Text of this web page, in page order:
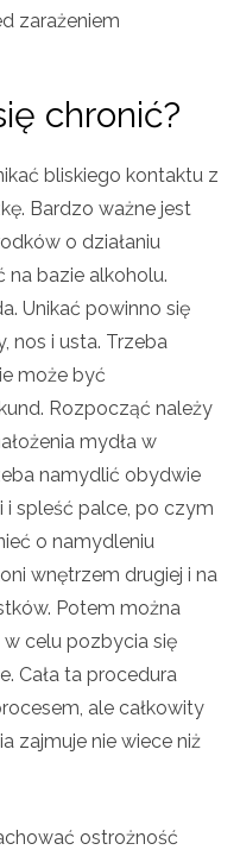
zarażeniem
chronić?
bliskiego kontaktu z
Bardzo ważne jest
o działaniu
na bazie alkoholu.
Unikać powinno się
nos i usta. Trzeba
może być
Rozpocząć należy
mydła w
namydlić obydwie
i spleść palce, po czym
o namydleniu
wnętrzem drugiej i na
Potem można
w celu pozbycia się
Cała ta procedura
ale całkowity
zajmuje nie wiece niż
ostrożność